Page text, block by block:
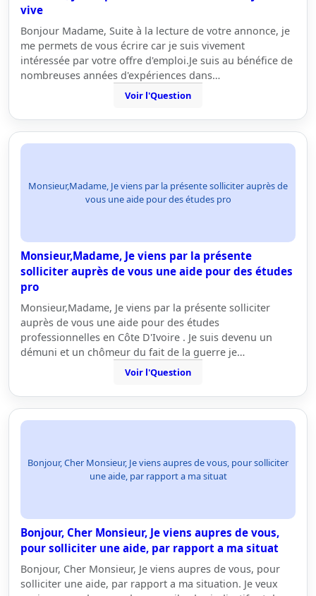
vive
Bonjour Madame, Suite à la lecture de votre annonce, je
me permets de vous écrire car je suis vivement
intéressée par votre offre d'emploi.Je suis au bénéfice de
nombreuses années d'expériences dans…
Voir l'Question
Monsieur,Madame, Je viens par la présente solliciter auprès de
vous une aide pour des études pro
Monsieur,Madame, Je viens par la présente
solliciter auprès de vous une aide pour des études
pro
Monsieur,Madame, Je viens par la présente solliciter
auprès de vous une aide pour des études
professionnelles en Côte D'Ivoire . Je suis devenu un
démuni et un chômeur du fait de la guerre je…
Voir l'Question
Bonjour, Cher Monsieur, Je viens aupres de vous, pour solliciter
une aide, par rapport a ma situat
Bonjour, Cher Monsieur, Je viens aupres de vous,
pour solliciter une aide, par rapport a ma situat
Bonjour, Cher Monsieur, Je viens aupres de vous, pour
solliciter une aide, par rapport a ma situation. Je veux